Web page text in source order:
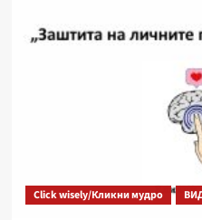
Click wisely/Кликни мудро